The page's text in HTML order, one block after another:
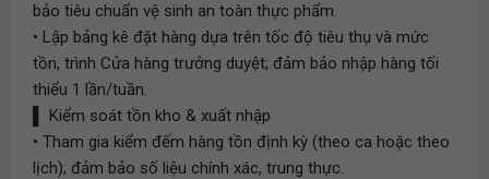
bảo tiêu chuẩn vệ sinh an toàn thực phẩm.
• Lập bảng kê đặt hàng dựa trên tốc độ tiêu thụ và mức
tồn, trình Cửa hàng trưởng duyệt; đảm bảo nhập hàng tối
thiểu 1 lần/tuần.
▌ Kiểm soát tồn kho & xuất nhập
• Tham gia kiểm đếm hàng tồn định kỳ (theo ca hoặc theo
lịch); đảm bảo số liệu chính xác, trung thực.